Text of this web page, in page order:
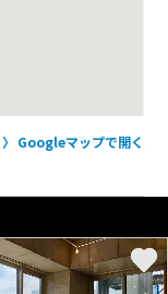
Googleマップで開く